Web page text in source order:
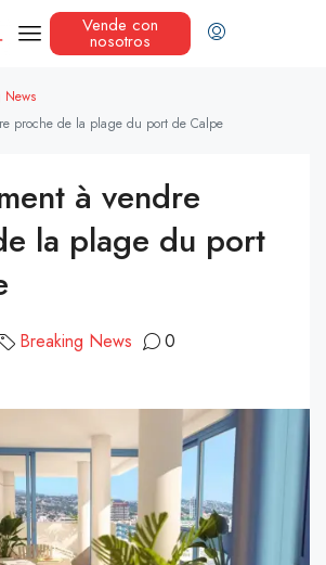
Vende con
nosotros
News
proche de la plage du port de Calpe
à vendre
la plage du port
Breaking News 0